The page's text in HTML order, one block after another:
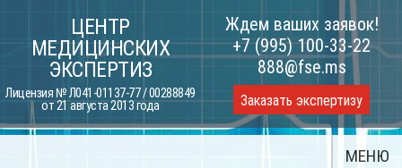
content
ЦЕНТР
МЕДИЦИНСКИХ
ЭКСПЕРТИЗ
Лицензия № Л041-01137-77 / 00288849
от 21 августа 2013 года
Ждем ваших заявок!
+7 (995) 100-33-22
888@fse.ms
Заказать экспертизу
МЕНЮ